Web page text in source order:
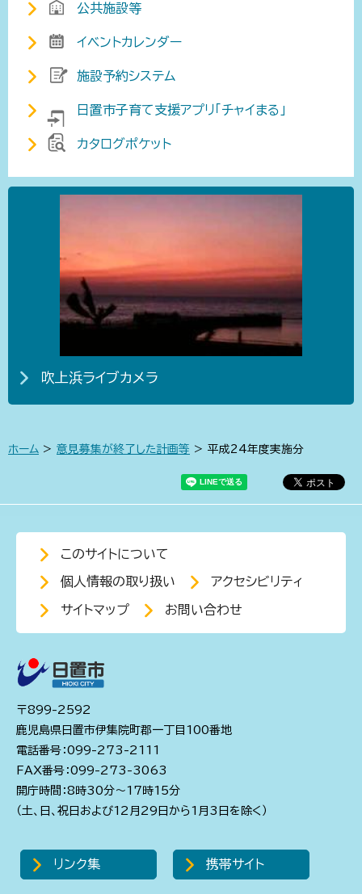
公共施設等
イベントカレンダー
施設予約システム
日置市子育て支援アプリ「チャイまる」
カタログポケット
吹上浜ライブカメラ
ホーム > 意見募集が終了した計画等 > 平成24年度実施分
このサイトについて
個人情報の取り扱い アクセシビリティ
サイトマップ お問い合わせ
〒899-2592
鹿児島県日置市伊集院町郡一丁目100番地
電話番号：099-273-2111
FAX番号：099-273-3063
開庁時間：8時30分～17時15分
（土、日、祝日および12月29日から1月3日を除く）
リンク集 携帯サイト